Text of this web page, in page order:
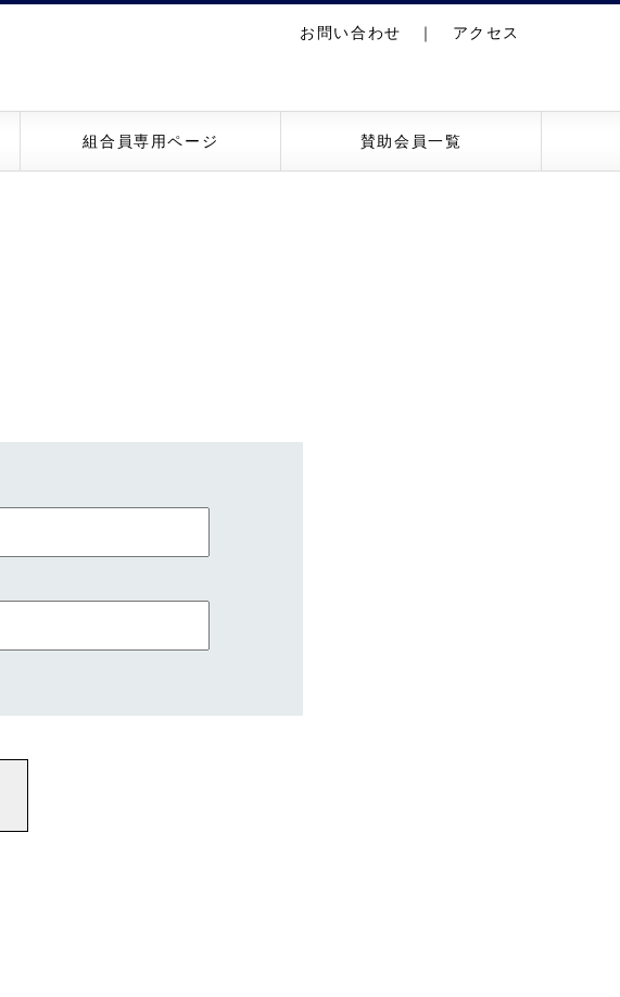
お問い合わせ ｜ アクセス
組合員専用ページ 賛助会員一覧